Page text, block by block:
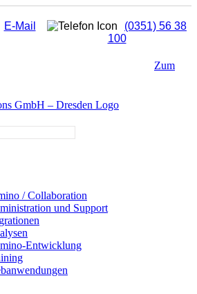
E-Mail
(0351) 56 38
100
Zum
/ Collaboration
und Support
Entwicklung